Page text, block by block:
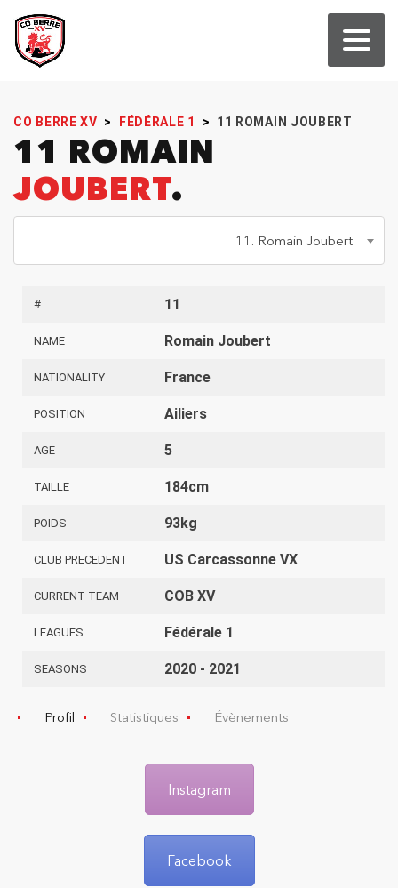
CO BERRE XV > FÉDÉRALE 1 > 11 ROMAIN JOUBERT
11 ROMAIN
JOUBERT
11. Romain Joubert
# 11
NAME Romain Joubert
NATIONALITY France
POSITION Ailiers
AGE 5
TAILLE 184cm
POIDS 93kg
CLUB PRECEDENT US Carcassonne VX
CURRENT TEAM COB XV
LEAGUES Fédérale 1
SEASONS 2020 - 2021
Profil Statistiques Évènements
Instagram
Facebook